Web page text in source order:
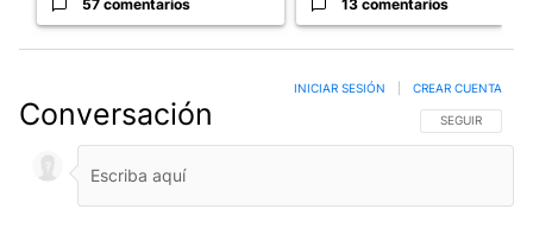
57 comentarios 13 comentarios
Conversación SIGA ESTA
SEGUIR
INICIAR SESIÓN CREAR CUENTA